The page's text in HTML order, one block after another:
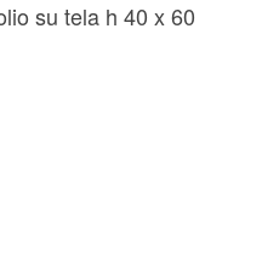
su tela h 40 x 60